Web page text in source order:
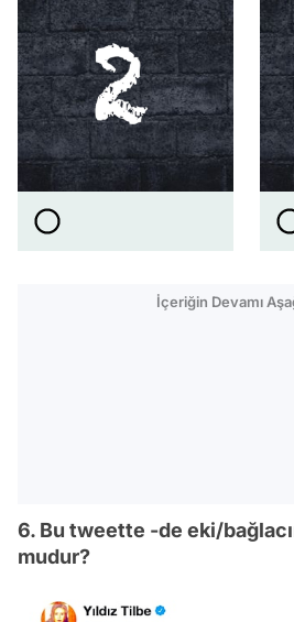
İçeriğin Devamı
6. Bu tweette -de eki/
mudur?